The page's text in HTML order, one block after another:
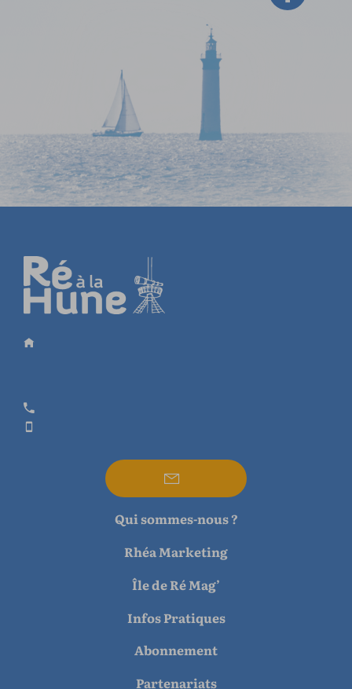
Qui sommes-nous ?
Rhéa Marketing
Île de Ré Mag’
Infos Pratiques
Abonnement
Partenariats